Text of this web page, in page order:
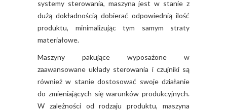
systemy sterowania, maszyna jest w stanie z
dużą dokładnością dobierać odpowiednią ilość
produktu, minimalizując tym samym straty
materiałowe.
Maszyny pakujące wyposażone w
zaawansowane układy sterowania i czujniki są
również w stanie dostosować swoje działanie
do zmieniających się warunków produkcyjnych.
W zależności od rodzaju produktu, maszyna